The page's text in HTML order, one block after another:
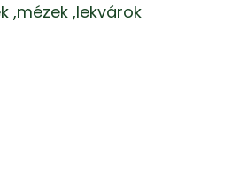
,mézek ,lekvárok